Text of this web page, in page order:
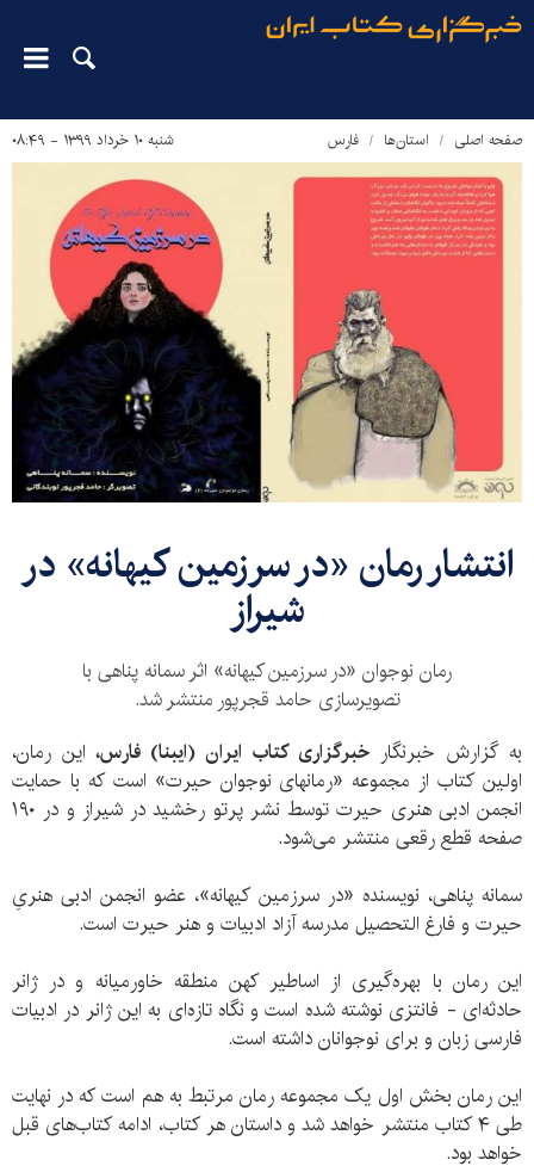
صفحه اصلی استان‌ها فارس شنبه ۱۰ خرداد ۱۳۹۹ - ۰۸:۴۹
انتشار رمان «در سرزمین کیهانه» در
شیراز
رمان نوجوان «در سرزمین کیهانه» اثر سمانه پناهی با
تصویرسازی حامد قجرپور منتشر شد.
به گزارش خبرنگار خبرگزاری کتاب ایران (ایبنا) فارس، این رمان،
اولین کتاب از مجموعه «رمانهای نوجوان حیرت» است که با حمایت
انجمن ادبی هنری حیرت توسط نشر پرتو رخشید در شیراز و در ۱۹۰
صفحه قطع رقعی منتشر می‌شود.
سمانه پناهی، نویسنده «در سرزمین کیهانه»، عضو انجمن ادبی هنریِ
حیرت و فارغ التحصیل مدرسه آزاد ادبیات و هنر حیرت است.
این رمان با بهره‌گیری از اساطیر کهن منطقه خاورمیانه و در ژانر
حادثه‌ای - فانتزی نوشته شده است و نگاه تازه‌ای به این ژانر در ادبیات
فارسی زبان و برای نوجوانان داشته است.
این رمان بخش اول یک مجموعه رمان مرتبط به هم است که در نهایت
طی ۴ کتاب منتشر خواهد شد و داستان هر کتاب، ادامه کتاب‌های قبل
خواهد بود.